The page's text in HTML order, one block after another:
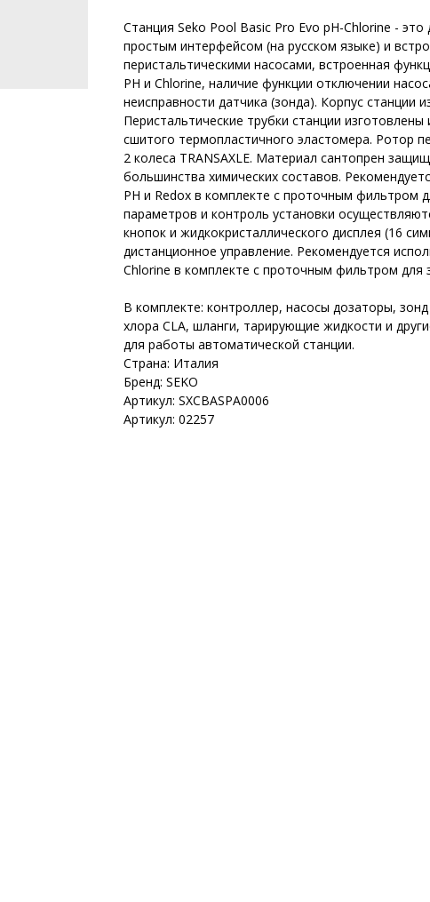
Станция Seko Pool Basic Pro Evo pH-Chlorine -
простым интерфейсом (на русском языке) и
перистальтическими насосами, встроенная
РН и Chlorine, наличие функции отключении
неисправности датчика (зонда). Корпус станции
Перистальтические трубки станции
сшитого термопластичного эластомера. Ротор
2 колеса TRANSAXLE. Материал сантопрен
большинства химических составов.
РН и Redox в комплекте с проточным фильтром
параметров и контроль установки
кнопок и жидкокристаллического дисплея (16
дистанционное управление. Рекомендуется
Chlorine в комплекте с проточным фильтром для
В комплекте: контроллер, насосы дозаторы,
хлора CLA, шланги, тарирующие жидкости и
для работы автоматической станции.
Страна: Италия
Бренд: SEKO
Артикул: SXCBASPA0006
Артикул: 02257